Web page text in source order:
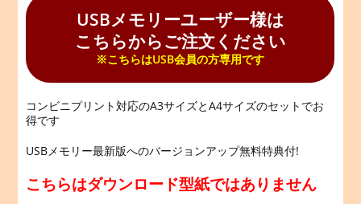
USBメモリーユーザー様は
こちらからご注文ください
※こちらはUSB会員の方専用です
コンビニプリント対応のA3サイズとA4サイズのセットでお
得です
USBメモリー最新版へのバージョンアップ無料特典付!
こちらはダウンロード型紙ではありません